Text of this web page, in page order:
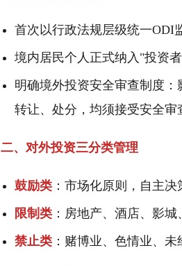
首次以行政法规层级统一ODI
境内居民个人正式纳入"投资
明确境外投资安全审查制度
转让、处分，均须接受安全审
二、对外投资三分类管理
鼓励类 ：市场化原则，自主
限制类 ：房地产、酒店、影
禁止类 ：赌博业、色情业、